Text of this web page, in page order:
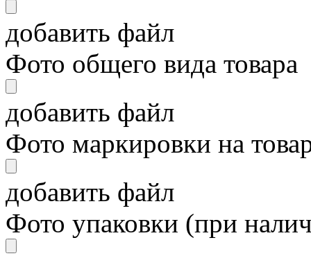
добавить файл
Фото общего вида товара
добавить файл
Фото маркировки на
добавить файл
Фото упаковки (при